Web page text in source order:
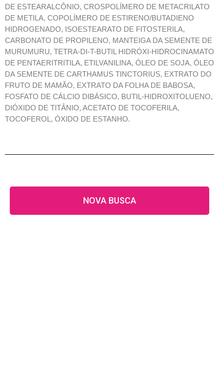
DE ESTEARALCÔNIO, CROSPOLÍMERO DE METACRILATO
DE METILA, COPOLÍMERO DE ESTIRENO/BUTADIENO
HIDROGENADO, ISOESTEARATO DE FITOSTERILA,
CARBONATO DE PROPILENO, MANTEIGA DA SEMENTE DE
MURUMURU, TETRA-DI-T-BUTIL HIDRÓXI-HIDROCINAMATO
DE PENTAERITRITILA, ETILVANILINA, ÓLEO DE SOJA, ÓLEO
DA SEMENTE DE CARTHAMUS TINCTORIUS, EXTRATO DO
FRUTO DE MAMÃO, EXTRATO DA FOLHA DE BABOSA,
FOSFATO DE CÁLCIO DIBÁSICO, BUTIL-HIDROXITOLUENO,
DIÓXIDO DE TITÂNIO, ACETATO DE TOCOFERILA,
TOCOFEROL, ÓXIDO DE ESTANHO.
NOVA BUSCA